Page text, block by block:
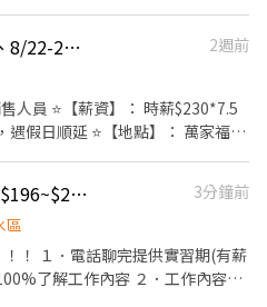
介紹能力 3）需配合現場產品說明
我們將優先聯繫合適人選，未通
歷，無須私訊詢問名額，我們會
間發生客訴情形，經確認屬實，將
【家樂福淡新店】8/15-16、8/22-23 休閒餅乾 假日賣場銷售人員
2週前
人員 ⭐【薪資】： 時薪$230*7.5
假日順延 ⭐【地點】： 萬家福淡
息時間不計薪） ⭐【服裝】： 公
色牛仔短熱褲(不可誇張破洞、鬚
： 1.曾具銷售經驗的朋友優先考
熱情親和，面對顧客毫不怯場，
單】： 請將履歷寄至
【淡水．蝦皮店到店】時薪$196~$254．離家近 ．不限學歷
3分鐘前
區
！ １．電話聊完提供實習期(有薪
了解工作內容 ２．工作內容主